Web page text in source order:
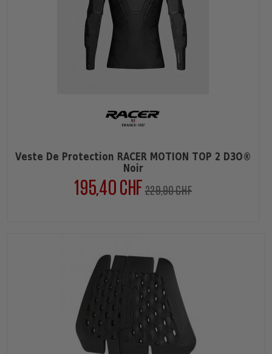
Veste De Protection RACER MOTION TOP 2 D3O®
Noir
195,40 CHF Verkaufspreis
229,90 CHFPreis